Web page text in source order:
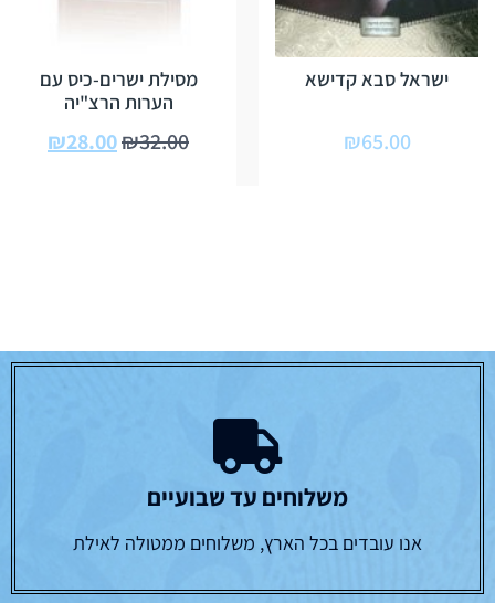
ישראל סבא קדישא
₪65.00
מסילת ישרים-כיס עם
הערות הרצ"יה
₪32.00
₪28.00
משלוחים עד שבועיים
אנו עובדים בכל הארץ, משלוחים ממטולה לאילת